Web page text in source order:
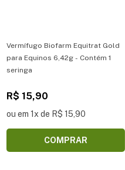
Vermífugo Biofarm Equitrat Gold
para Equinos 6,42g - Contém 1
seringa
R$ 15,90
ou em 1x de R$ 15,90
COMPRAR